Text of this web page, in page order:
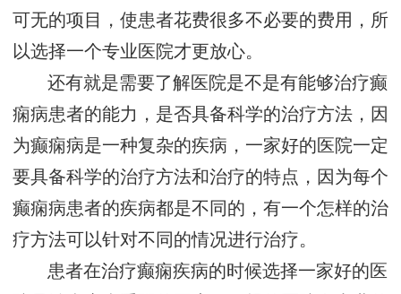
可无的项目，使患者花费很多不必要的费用，所
以选择一个专业医院才更放心。
还有就是需要了解医院是不是有能够治疗癫
痫病患者的能力，是否具备科学的治疗方法，因
为癫痫病是一种复杂的疾病，一家好的医院一定
要具备科学的治疗方法和治疗的特点，因为每个
癫痫病患者的疾病都是不同的，有一个怎样的治
疗方法可以针对不同的情况进行治疗。
患者在治疗癫痫疾病的时候选择一家好的医